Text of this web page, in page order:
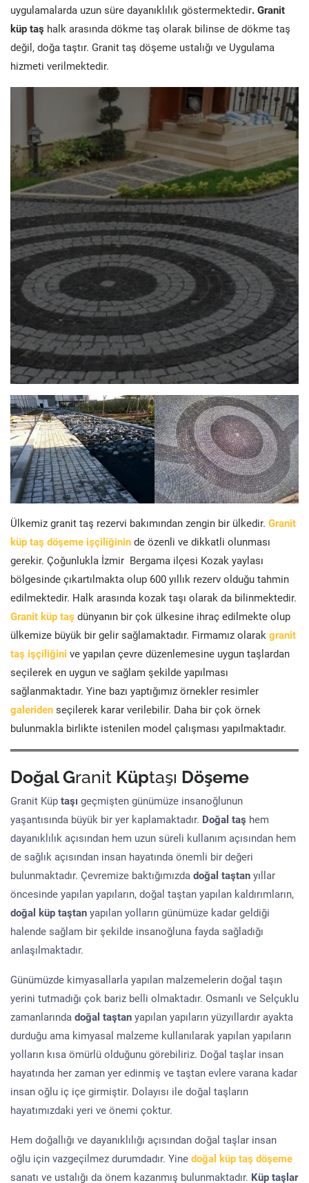
uygulamalarda uzun süre dayanıklılık göstermektedir. Granit
küp taş halk arasında dökme taş olarak bilinse de dökme taş
değil, doğa taştır. Granit taş döşeme ustalığı ve Uygulama
hizmeti verilmektedir.
Ülkemiz granit taş rezervi bakımından zengin bir ülkedir. Granit
küp taş döşeme işçiliğinin de özenli ve dikkatli olunması
gerekir. Çoğunlukla İzmir Bergama ilçesi Kozak yaylası
bölgesinde çıkartılmakta olup 600 yıllık rezerv olduğu tahmin
edilmektedir. Halk arasında kozak taşı olarak da bilinmektedir.
Granit küp taş dünyanın bir çok ülkesine ihraç edilmekte olup
ülkemize büyük bir gelir sağlamaktadır. Firmamız olarak granit
taş işçiliğini ve yapılan çevre düzenlemesine uygun taşlardan
seçilerek en uygun ve sağlam şekilde yapılması
sağlanmaktadır. Yine bazı yaptığımız örnekler resimler
galeriden seçilerek karar verilebilir. Daha bir çok örnek
bulunmakla birlikte istenilen model çalışması yapılmaktadır.
Doğal Granit Küptaşı Döşeme
Granit Küp taşı geçmişten günümüze insanoğlunun
yaşantısında büyük bir yer kaplamaktadır. Doğal taş hem
dayanıklılık açısından hem uzun süreli kullanım açısından hem
de sağlık açısından insan hayatında önemli bir değeri
bulunmaktadır. Çevremize baktığımızda doğal taştan yıllar
öncesinde yapılan yapıların, doğal taştan yapılan kaldırımların,
doğal küp taştan yapılan yolların günümüze kadar geldiği
halende sağlam bir şekilde insanoğluna fayda sağladığı
anlaşılmaktadır.
Günümüzde kimyasallarla yapılan malzemelerin doğal taşın
yerini tutmadığı çok bariz belli olmaktadır. Osmanlı ve Selçuklu
zamanlarında doğal taştan yapılan yapıların yüzyıllardır ayakta
durduğu ama kimyasal malzeme kullanılarak yapılan yapıların
yolların kısa ömürlü olduğunu görebiliriz. Doğal taşlar insan
hayatında her zaman yer edinmiş ve taştan evlere varana kadar
insan oğlu iç içe girmiştir. Dolayısı ile doğal taşların
hayatımızdaki yeri ve önemi çoktur.
Hem doğallığı ve dayanıklılığı açısından doğal taşlar insan
oğlu için vazgeçilmez durumdadır. Yine doğal küp taş döşeme
sanatı ve ustalığı da önem kazanmış bulunmaktadır. Küp taşlar